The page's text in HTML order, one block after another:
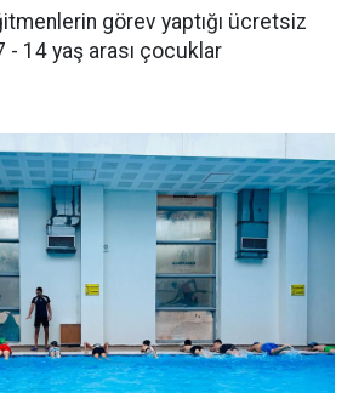
görev yaptığı ücretsiz
- 14 yaş arası çocuklar